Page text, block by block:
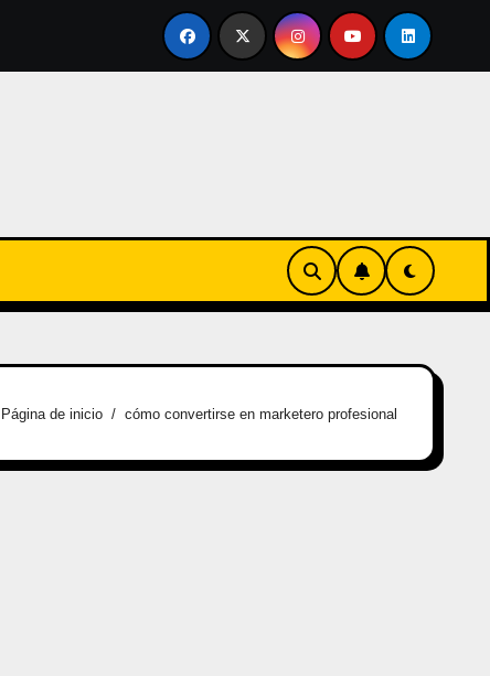
en familia El primer tour de la India Chiquitina
Página de inicio cómo convertirse en marketero profesional